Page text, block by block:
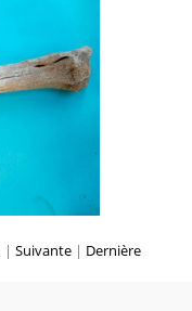
| Suivante | Dernière